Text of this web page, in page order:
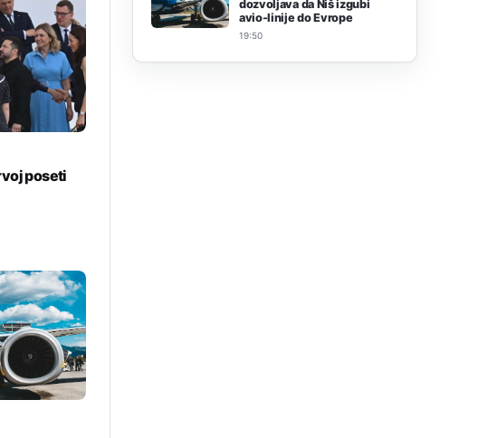
poseti
dozvoljava da Niš izgubi
avio-linije do Evrope
19:50